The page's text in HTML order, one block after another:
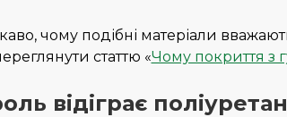
чому подібні матеріали
статтю «Чому покриття з
відіграє